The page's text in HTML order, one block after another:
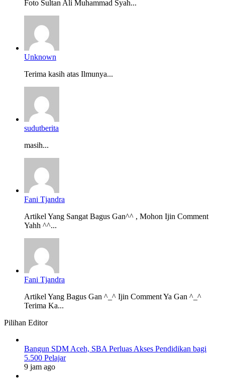
Foto Sultan Ali Muhammad Syah...
Unknown
Terima kasih atas Ilmunya...
sudutberita
masih...
Fani Tjandra
Artikel Yang Sangat Bagus Gan^^ , Mohon Ijin Comment
Yahh ^^...
Fani Tjandra
Artikel Yang Bagus Gan ^_^ Ijin Comment Ya Gan ^_^
Terima Ka...
Pilihan Editor
Bangun SDM Aceh, SBA Perluas Akses Pendidikan bagi
5.500 Pelajar
9 jam ago